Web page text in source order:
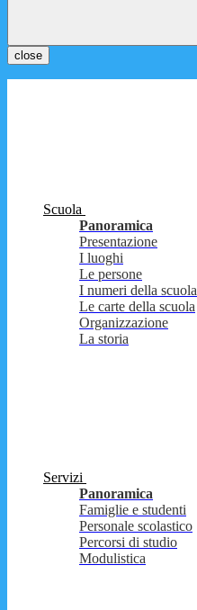
close
Scuola
Panoramica
Presentazione
I luoghi
Le persone
I numeri della scuola
Le carte della scuola
Organizzazione
La storia
Servizi
Panoramica
Famiglie e studenti
Personale scolastico
Percorsi di studio
Modulistica